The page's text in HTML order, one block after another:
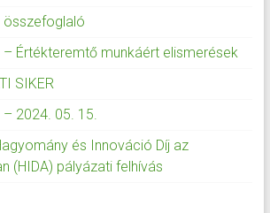
összefoglaló
– Értékteremtő munkáért elismerések
SIKER
– 2024. 05. 15.
és Innováció Díj az
(HIDA) pályázati felhívás